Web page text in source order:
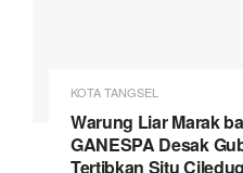
KOTA TANGSEL
Warung Liar Marak
GANESPA Desak
Tertibkan Situ Ciledug